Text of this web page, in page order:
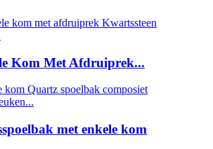
Kom Met Afdruiprek...
met enkele kom